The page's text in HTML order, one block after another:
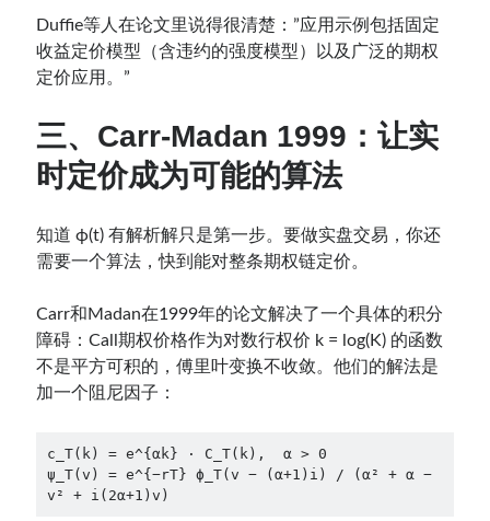
Duffie等人在论文里说得很清楚：”应用示例包括固定
收益定价模型（含违约的强度模型）以及广泛的期权
定价应用。”
三、Carr-Madan 1999：让实
时定价成为可能的算法
知道 ϕ(t) 有解析解只是第一步。要做实盘交易，你还
需要一个算法，快到能对整条期权链定价。
Carr和Madan在1999年的论文解决了一个具体的积分
障碍：Call期权价格作为对数行权价 k = log(K) 的函数
不是平方可积的，傅里叶变换不收敛。他们的解法是
加一个阻尼因子：
c_T(k) = e^{αk} · C_T(k),  α > 0
ψ_T(v) = e^{−rT} ϕ_T(v − (α+1)i) / (α² + α −
v² + i(2α+1)v)